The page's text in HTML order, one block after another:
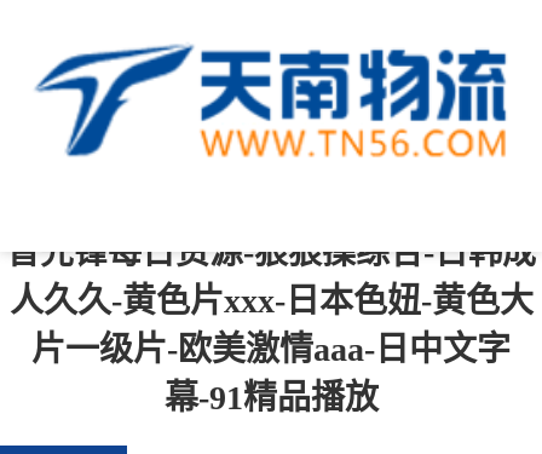
中文字幕一区二区三区四区-综合成
人-青青操在线-一级黄色免费视频-国
音先锋每日资源-狠狠操综合-日韩成
人久久-黄色片xxx-日本色妞-黄色大
片一级片-欧美激情aaa-日中文字
幕-91精品播放